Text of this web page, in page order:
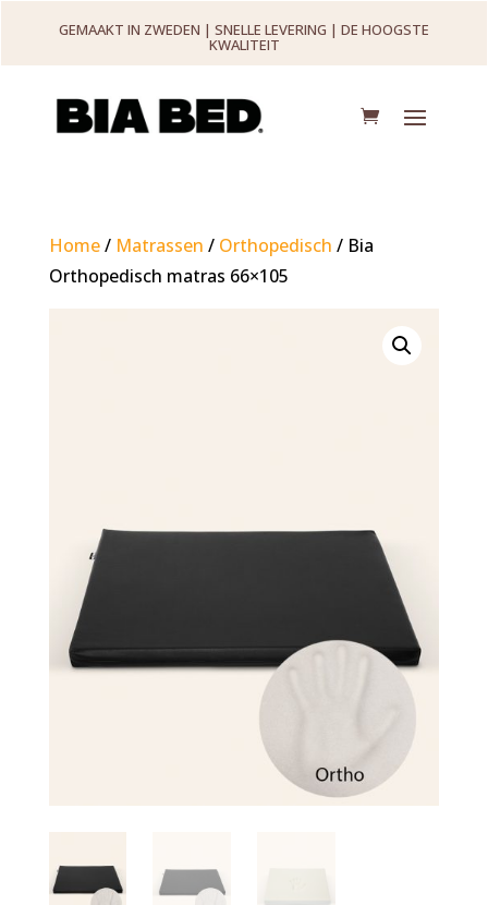
GEMAAKT IN ZWEDEN | SNELLE LEVERING | DE HOOGSTE
KWALITEIT
Home/ Matrassen / Orthopedisch / Bia
Orthopedisch matras 66×105